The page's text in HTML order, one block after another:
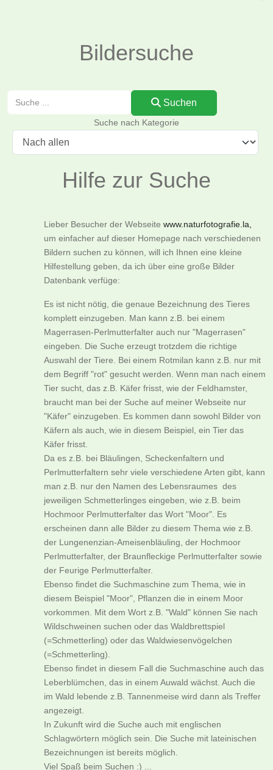
Bildersuche
Suchen
Suchen
Suche nach Kategorie
Hilfe zur Suche
Lieber Besucher der Webseite www.naturfotografie.la,
um einfacher auf dieser Homepage nach verschiedenen
Bildern suchen zu können, will ich Ihnen eine kleine
Hilfestellung geben, da ich über eine große Bilder
Datenbank verfüge:
Es ist nicht nötig, die genaue Bezeichnung des Tieres
komplett einzugeben. Man kann z.B. bei einem
Magerrasen-Perlmutterfalter auch nur "Magerrasen"
eingeben. Die Suche erzeugt trotzdem die richtige
Auswahl der Tiere. Bei einem Rotmilan kann z.B. nur mit
dem Begriff "rot" gesucht werden. Wenn man nach einem
Tier sucht, das z.B. Käfer frisst, wie der Feldhamster,
braucht man bei der Suche auf meiner Webseite nur
"Käfer" einzugeben. Es kommen dann sowohl Bilder von
Käfern als auch, wie in diesem Beispiel, ein Tier das
Käfer frisst.
Da es z.B. bei Bläulingen, Scheckenfaltern und
Perlmutterfaltern sehr viele verschiedene Arten gibt, kann
man z.B. nur den Namen des Lebensraumes des
jeweiligen Schmetterlinges eingeben, wie z.B. beim
Hochmoor Perlmutterfalter das Wort "Moor". Es
erscheinen dann alle Bilder zu diesem Thema wie z.B.
der Lungenenzian-Ameisenbläuling, der Hochmoor
Perlmutterfalter, der Braunfleckige Perlmutterfalter sowie
der Feurige Perlmutterfalter.
Ebenso findet die Suchmaschine zum Thema, wie in
diesem Beispiel "Moor", Pflanzen die in einem Moor
vorkommen. Mit dem Wort z.B. "Wald" können Sie nach
Wildschweinen suchen oder das Waldbrettspiel
(=Schmetterling) oder das Waldwiesenvögelchen
(=Schmetterling).
Ebenso findet in diesem Fall die Suchmaschine auch das
Leberblümchen, das in einem Auwald wächst. Auch die
im Wald lebende z.B. Tannenmeise wird dann als Treffer
angezeigt.
In Zukunft wird die Suche auch mit englischen
Schlagwörtern möglich sein. Die Suche mit lateinischen
Bezeichnungen ist bereits möglich.
Viel Spaß beim Suchen :) ...